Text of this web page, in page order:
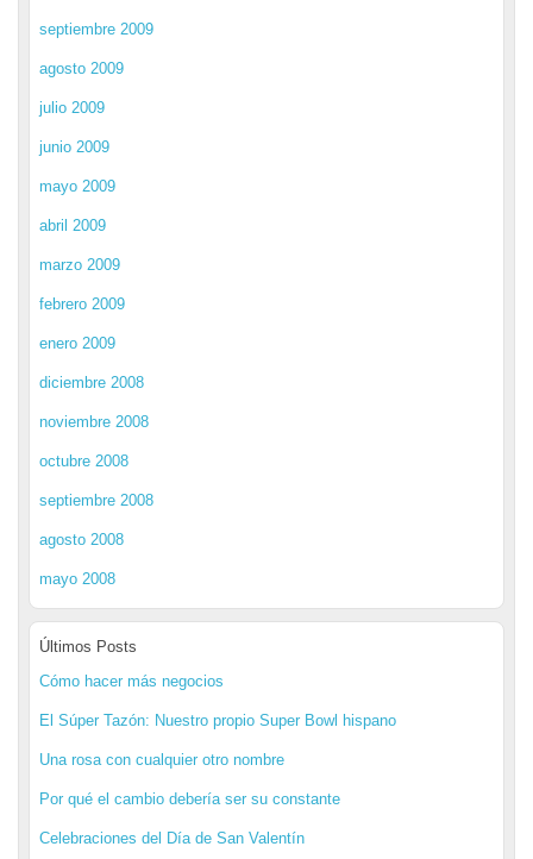
septiembre 2009
agosto 2009
julio 2009
junio 2009
mayo 2009
abril 2009
marzo 2009
febrero 2009
enero 2009
diciembre 2008
noviembre 2008
octubre 2008
septiembre 2008
agosto 2008
mayo 2008
Últimos Posts
Cómo hacer más negocios
El Súper Tazón: Nuestro propio Super Bowl hispano
Una rosa con cualquier otro nombre
Por qué el cambio debería ser su constante
Celebraciones del Día de San Valentín